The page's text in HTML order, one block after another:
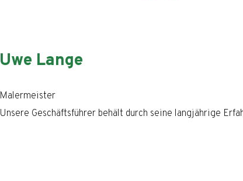
Uwe Lange
Malermeister
Unsere Geschäftsführer behält durch seine langjährige